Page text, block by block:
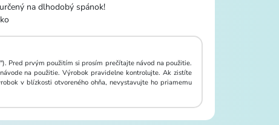
na dlhodobý spánok!
Pred prvým použitím si prosím prečítajte návod na použitie.
na použitie. Výrobok pravidelne kontrolujte. Ak zistíte
v blízkosti otvoreného ohňa, nevystavujte ho priamemu